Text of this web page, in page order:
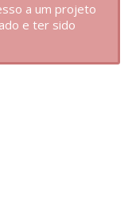
a um projeto
e ter sido